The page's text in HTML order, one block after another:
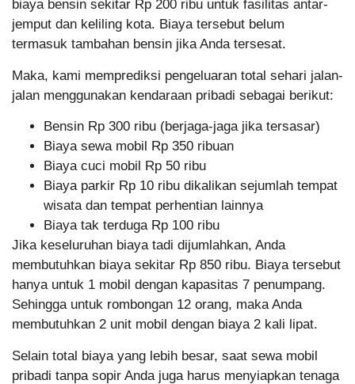
biaya bensin sekitar Rp 200 ribu untuk fasilitas antar-
jemput dan keliling kota. Biaya tersebut belum
termasuk tambahan bensin jika Anda tersesat.
Maka, kami memprediksi pengeluaran total sehari jalan-
jalan menggunakan kendaraan pribadi sebagai berikut:
Bensin Rp 300 ribu (berjaga-jaga jika tersasar)
Biaya sewa mobil Rp 350 ribuan
Biaya cuci mobil Rp 50 ribu
Biaya parkir Rp 10 ribu dikalikan sejumlah tempat
wisata dan tempat perhentian lainnya
Biaya tak terduga Rp 100 ribu
Jika keseluruhan biaya tadi dijumlahkan, Anda
membutuhkan biaya sekitar Rp 850 ribu. Biaya tersebut
hanya untuk 1 mobil dengan kapasitas 7 penumpang.
Sehingga untuk rombongan 12 orang, maka Anda
membutuhkan 2 unit mobil dengan biaya 2 kali lipat.
Selain total biaya yang lebih besar, saat sewa mobil
pribadi tanpa sopir Anda juga harus menyiapkan tenaga